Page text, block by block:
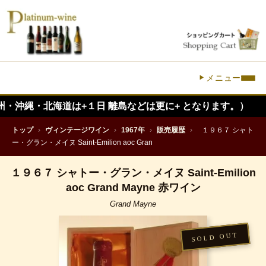
メニュー
道は+１日 離島などは更に+ となります。）
トップ › ヴィンテージワイン › 1967年 › 販売履歴 ›
１９６７ シャト
ー・グラン・メイヌ Saint-Emilion aoc Gran
１９６７ シャトー・グラン・メイヌ Saint-Emilion
aoc Grand Mayne 赤ワイン
Grand Mayne